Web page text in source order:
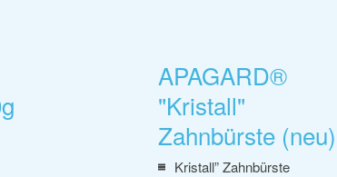
APAGARD®
"Kristall"
Zahnbürste (neu)
Kristall” Zahnbürste